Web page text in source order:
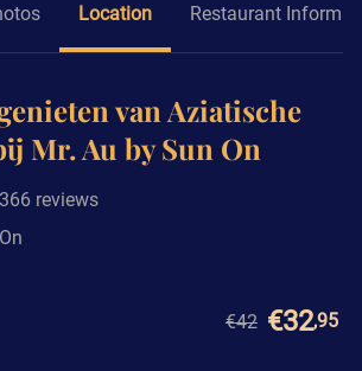
Location Restaurant
van Aziatische
Mr. Au by Sun On
reviews
€42 €32,95